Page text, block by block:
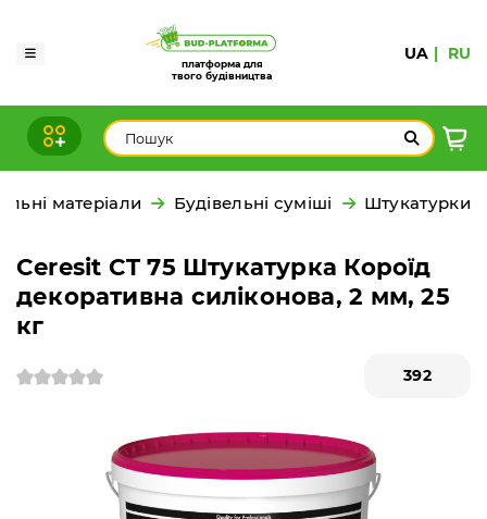
платформа для
твого будівництва
UA RU
матеріали Будівельні суміші Штукатурки
Ceresit CT 75 Штукатурка Короїд
декоративна силіконова, 2 мм, 25
кг
392